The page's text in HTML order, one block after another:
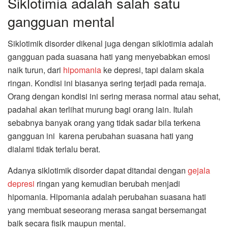
gangguan mental
Siklotimik disorder dikenal juga dengan siklotimia adalah
gangguan pada suasana hati yang menyebabkan emosi
naik turun, dari hipomania ke depresi, tapi dalam skala
ringan. Kondisi ini biasanya sering terjadi pada remaja.
Orang dengan kondisi ini sering merasa normal atau sehat,
padahal akan terlihat murung bagi orang lain. Itulah
sebabnya banyak orang yang tidak sadar bila terkena
gangguan ini karena perubahan suasana hati yang
dialami tidak terlalu berat.
Adanya siklotimik disorder dapat ditandai dengan gejala
depresi ringan yang kemudian berubah menjadi
hipomania. Hipomania adalah perubahan suasana hati
yang membuat seseorang merasa sangat bersemangat
baik secara fisik maupun mental.